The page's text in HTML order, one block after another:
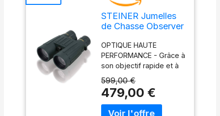
STEINER Jumelles
de Chasse Observer
qualité Allemande,
remplie d'azote,
Conception de Bord
de Toit légère,
Images Brillantes
même dans de
Mauvaises
OPTIQUE HAUTE
PERFORMANCE - Grâce à
son objectif rapide et à
son optique à contraste
élevé, l'Observer 8x56
fournit des images
lumineuses et brillantes
599,00 €
479,00 €